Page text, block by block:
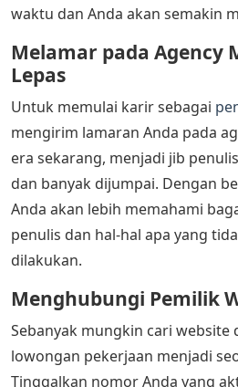
waktu dan Anda akan semakin
Melamar pada Agency
Lepas
Untuk memulai karir sebagai
mengirim lamaran Anda pada
era sekarang, menjadi jib
dan banyak dijumpai. Dengan
Anda akan lebih memahami
penulis dan hal-hal apa yang
dilakukan.
Menghubungi Pemilik
Sebanyak mungkin cari
lowongan pekerjaan menjadi
Tinggalkan nomor Anda yang